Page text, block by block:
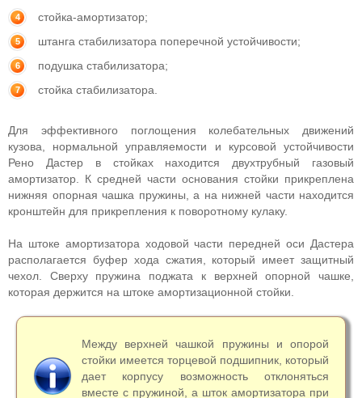
стойка-амортизатор;
штанга стабилизатора поперечной устойчивости;
подушка стабилизатора;
стойка стабилизатора.
Для эффективного поглощения колебательных движений
кузова, нормальной управляемости и курсовой устойчивости
Рено Дастер в стойках находится двухтрубный газовый
амортизатор. К средней части основания стойки прикреплена
нижняя опорная чашка пружины, а на нижней части находится
кронштейн для прикрепления к поворотному кулаку.
На штоке амортизатора ходовой части передней оси Дастера
располагается буфер хода сжатия, который имеет защитный
чехол. Сверху пружина поджата к верхней опорной чашке,
которая держится на штоке амортизационной стойки.
Между верхней чашкой пружины и опорой
стойки имеется торцевой подшипник, который
дает корпусу возможность отклоняться
вместе с пружиной, а шток амортизатора при